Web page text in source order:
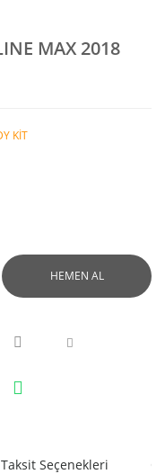
MAX 2018
KİT
HEMEN AL
Taksit Seçenekleri